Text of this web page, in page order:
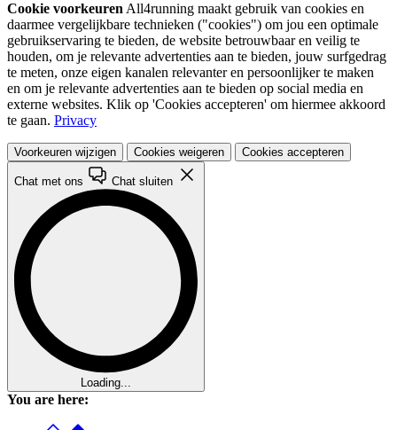
Cookie voorkeuren All4running maakt gebruik van cookies en
daarmee vergelijkbare technieken ("cookies") om jou een optimale
gebruikservaring te bieden, de website betrouwbaar en veilig te
houden, om je relevante advertenties aan te bieden, jouw surfgedrag
te meten, onze eigen kanalen relevanter en persoonlijker te maken
en om je relevante advertenties aan te bieden op social media en
externe websites. Klik op 'Cookies accepteren' om hiermee akkoord
te gaan. Privacy
Voorkeuren wijzigen Cookies weigeren Cookies accepteren
Chat met ons Chat sluiten
Loading...
You are here: